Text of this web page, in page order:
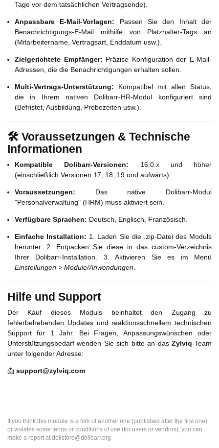
Tage vor dem tatsächlichen Vertragsende).
Anpassbare E-Mail-Vorlagen: Passen Sie den Inhalt der
Benachrichtigungs-E-Mail mithilfe von Platzhalter-Tags an
(Mitarbeitername, Vertragsart, Enddatum usw.).
Zielgerichtete Empfänger: Präzise Konfiguration der E-Mail-
Adressen, die die Benachrichtigungen erhalten sollen.
Multi-Vertrags-Unterstützung: Kompatibel mit allen Status,
die in Ihrem nativen Dolibarr-HR-Modul konfiguriert sind
(Befristet, Ausbildung, Probezeiten usw.).
🛠 Voraussetzungen & Technische
Informationen
Kompatible Dolibarr-Versionen: 16.0.x und höher
(einschließlich Versionen 17, 18, 19 und aufwärts).
Voraussetzungen: Das native Dolibarr-Modul
"Personalverwaltung" (HRM) muss aktiviert sein.
Verfügbare Sprachen: Deutsch, Englisch, Französisch.
Einfache Installation: 1. Laden Sie die .zip-Datei des Moduls
herunter. 2. Entpacken Sie diese in das custom-Verzeichnis
Ihrer Dolibarr-Installation. 3. Aktivieren Sie es im Menü
Einstellungen > Module/Anwendungen.
Hilfe und Support
Der Kauf dieses Moduls beinhaltet den Zugang zu
fehlerbehebenden Updates und reaktionsschnellem technischen
Support für 1 Jahr. Bei Fragen, Anpassungswünschen oder
Unterstützungsbedarf wenden Sie sich bitte an das Zylviq-Team
unter folgender Adresse:
📩 support@zylviq.com
If you think this module is a fork of another one (published after the first one)
or violates some terms or conditions of use (for users or vendors), you can
make a report at dolistore@dolibarr.org